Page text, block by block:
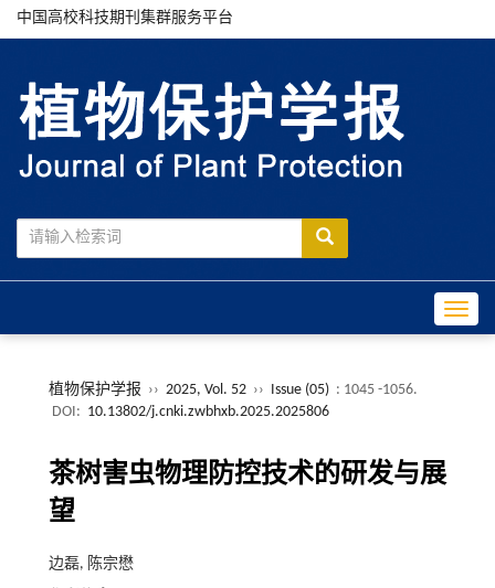
中国高校科技期刊集群服务平台
植物保护学报 ›› 2025, Vol. 52 ›› Issue (05) : 1045 -1056.
DOI: 10.13802/j.cnki.zwbhxb.2025.2025806
茶树害虫物理防控技术的研发与展
望
边磊, 陈宗懋